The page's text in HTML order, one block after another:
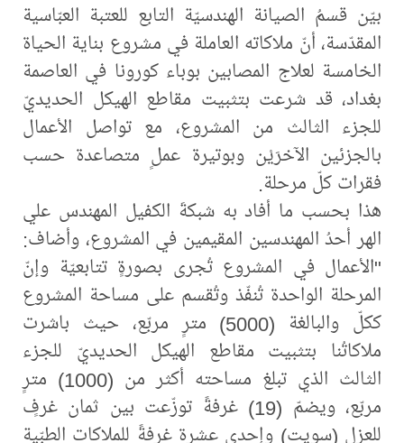
بيّن قسمُ الصيانة الهندسيّة التابع للعتبة العبّاسية
المقدّسة، أنّ ملاكاته العاملة في مشروع بناية الحياة
الخامسة لعلاج المصابين بوباء كورونا في العاصمة
بغداد، قد شرعت بتثبيت مقاطع الهيكل الحديديّ
للجزء الثالث من المشروع، مع تواصل الأعمال
بالجزئين الآخرَيْن وبوتيرة عملٍ متصاعدة حسب
فقرات كلّ مرحلة.
هذا بحسب ما أفاد به شبكةَ الكفيل المهندس علي
الهر أحدُ المهندسين المقيمين في المشروع، وأضاف:
"الأعمال في المشروع تُجرى بصورةٍ تتابعيّة وإنّ
المرحلة الواحدة تُنفّذ وتُقسم على مساحة المشروع
ككلّ والبالغة (5000) مترٍ مربّع، حيث باشرت
ملاكاتُنا بتثبيت مقاطع الهيكل الحديديّ للجزء
الثالث الذي تبلغ مساحته أكثر من (1000) مترٍ
مربّع، ويضمّ (19) غرفةً توزّعت بين ثمان غرفٍ
للعزل (سويت) وإحدى عشرة غرفةً للملاكات الطبّية